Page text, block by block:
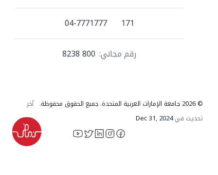
171
04-7771777
رقم مجاني: 800 8238
© 2026 جامعة الإمارات العربية المتحدة. جميع الحقوق محفوظة.
آخر
تحديث فيDec 31, 2024
facebook
instagram
LinkedIn
X
YouTube